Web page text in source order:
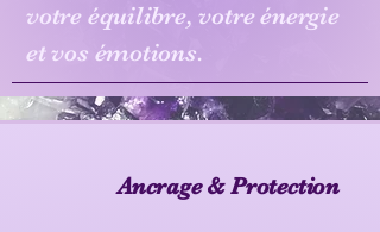
votre équilibre, votreénergie
et vos émotions.
Ancrage & Protection